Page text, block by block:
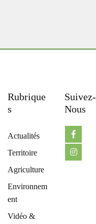
Rubrique
S
Actualités
Territoire
Agriculture
Environnem
ent
Vidéo &
Suivez-
Nous